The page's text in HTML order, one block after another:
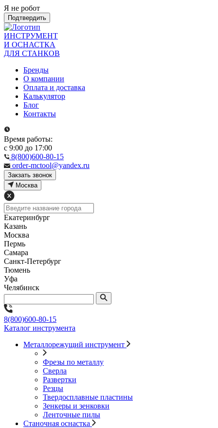
Я не робот
Подтвердить
ИНСТРУМЕНТ
И ОСНАСТКА
ДЛЯ СТАНКОВ
Бренды
О компании
Оплата и доставка
Калькулятор
Блог
Контакты
Время работы:
с 9:00 до 17:00
8(800)600-80-15
order-mctool@yandex.ru
Закзать звонок
Москва
Екатеринбург
Казань
Москва
Пермь
Самара
Санкт-Петербург
Тюмень
Уфа
Челябинск
8(800)600-80-15
Каталог инструмента
Металлорежущий инструмент
Фрезы по металлу
Сверла
Развертки
Резцы
Твердосплавные пластины
Зенкеры и зенковки
Ленточные пилы
Станочная оснастка